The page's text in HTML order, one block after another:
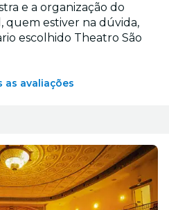
e a organização do
quem estiver na dúvida,
escolhido Theatro São
as avaliações